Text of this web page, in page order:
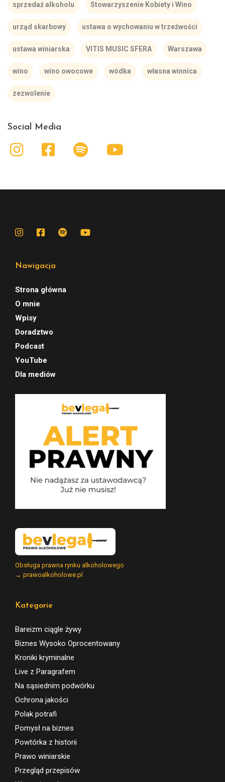
sprzedaż alkoholu Stowarzyszenie Kobiety i Wino
urząd skarbowy ustawa o wychowaniu w trzeźwości
ustawa winiarska VITIS MUSIC SFERA Warszawa
wino wino owocowe wódka własna winnica
zezwolenie
Social Media
Nawigacja
Strona główna
O mnie
Wpisy
Doradztwo
Podcast
YouTube
Dla mediów
Obsługa prawna rynku alkoholowego
→ prawoalkoholowe.pl
Kategorie
Bareizm ciągle żywy
Biznes Wysoko Oprocentowany
Kroniki kryminalne
Live z Paragrafem
Na sąsiednim podwórku
Ochrona jakości
Polak potrafi
Pomysł na biznes
Powtórka z historii
Prawo winiarskie
Przegląd przepisów